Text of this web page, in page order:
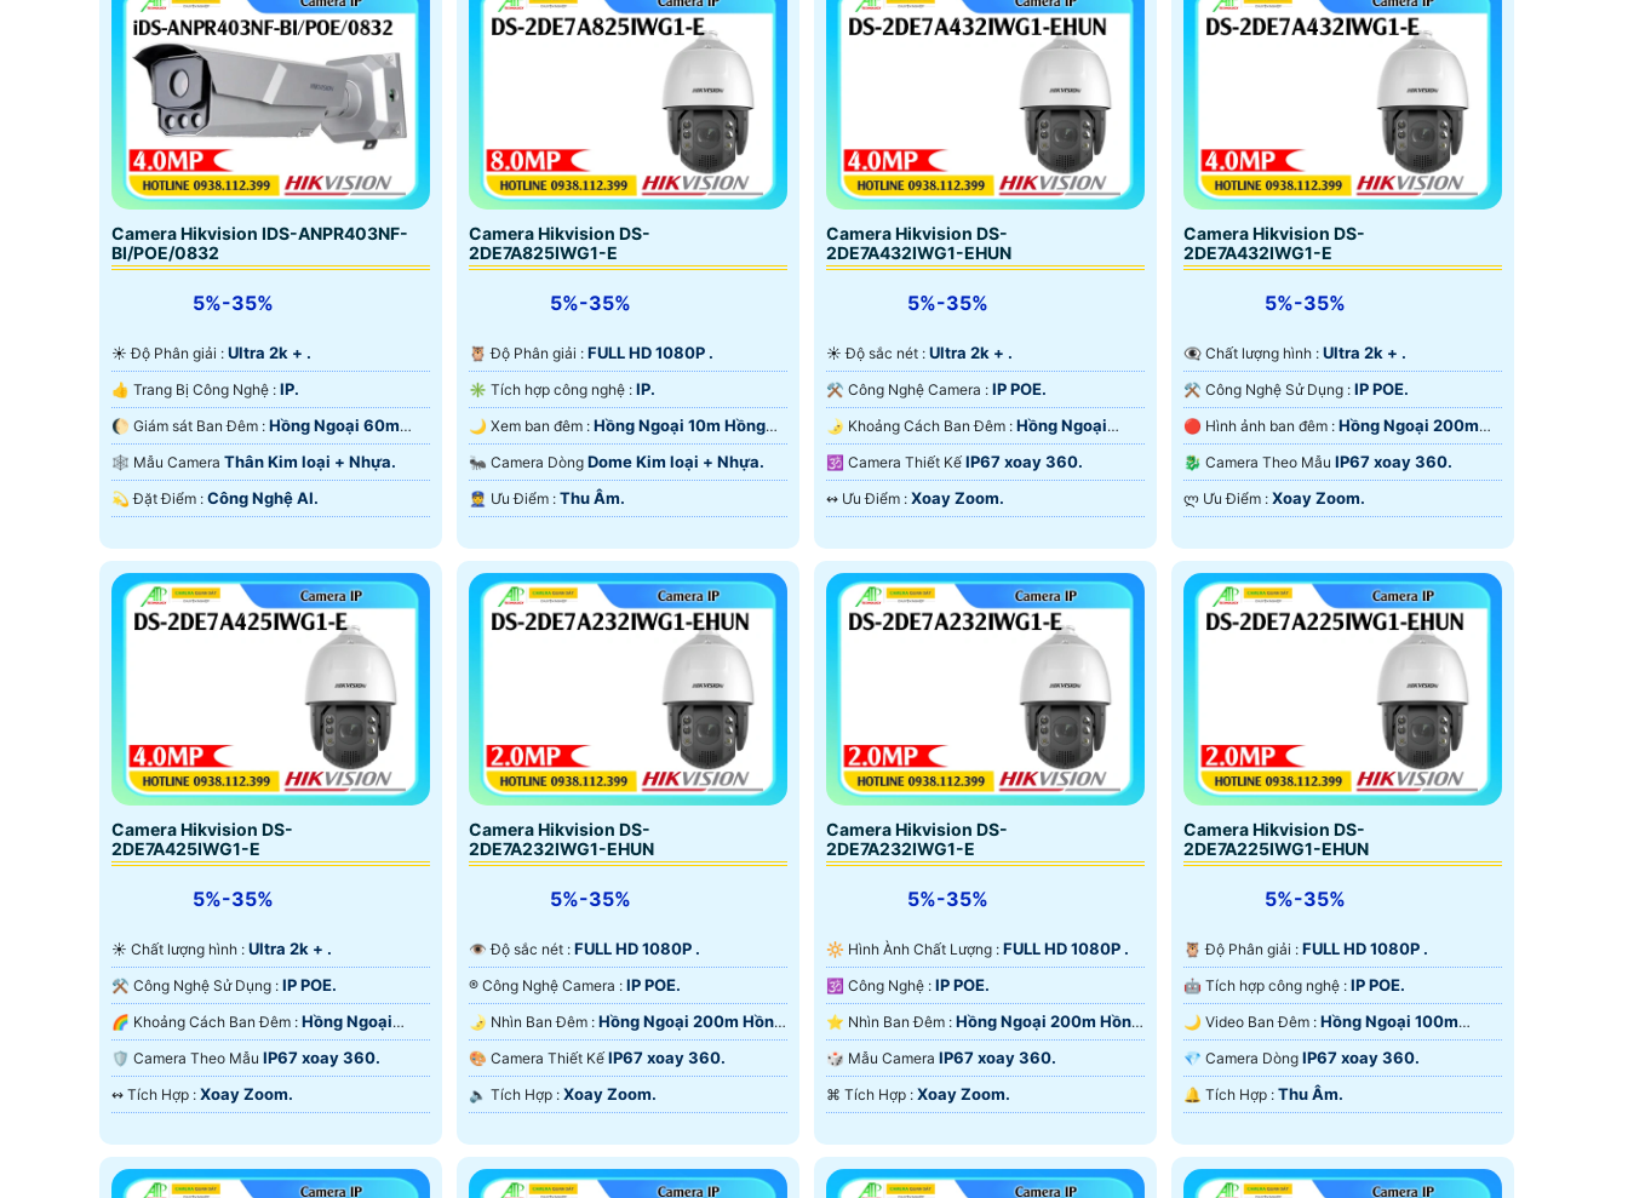
Camera Hikvision IDS-ANPR403NF-
BI/POE/0832
5%-35%
☀️ Độ Phân giải : Ultra 2k + .
👍 Trang Bị Công Nghệ : IP.
🌔 Giám sát Ban Đêm : Hồng Ngoại 60m
Hồng Ngoại Smart IR.
🕸️ Mẫu Camera Thân Kim loại + Nhựa.
️💫 Đặt Điểm : Công Nghệ AI.
Camera Hikvision DS-
2DE7A825IWG1-E
5%-35%
🦉 Độ Phân giải : FULL HD 1080P .
✳️ Tích hợp công nghệ : IP.
🌙 Xem ban đêm : Hồng Ngoại 10m Hồng
Ngoại SMD.
🐜 Camera Dòng Dome Kim loại + Nhựa.
️👮 Ưu Điểm : Thu Âm.
Camera Hikvision DS-
2DE7A432IWG1-EHUN
5%-35%
☀️ Độ sắc nét : Ultra 2k + .
⚒ Công Nghệ Camera : IP POE.
🌛 Khoảng Cách Ban Đêm : Hồng Ngoại
200m Hồng Ngoại Smart IR.
🕉️ Camera Thiết Kế IP67 xoay 360.
️↭ Ưu Điểm : Xoay Zoom.
Camera Hikvision DS-
2DE7A432IWG1-E
5%-35%
👁️‍🗨 Chất lượng hình : Ultra 2k + .
⚒ Công Nghệ Sử Dụng : IP POE.
🔴 Hình ảnh ban đêm : Hồng Ngoại 200m
Hồng Ngoại Smart IR.
🐉️ Camera Theo Mẫu IP67 xoay 360.
️ლ Ưu Điểm : Xoay Zoom.
Camera Hikvision DS-
2DE7A425IWG1-E
5%-35%
☀️ Chất lượng hình : Ultra 2k + .
⚒ Công Nghệ Sử Dụng : IP POE.
🌈 Khoảng Cách Ban Đêm : Hồng Ngoại
200m Hồng Ngoại Smart IR.
🛡 Camera Theo Mẫu IP67 xoay 360.
️↭ Tích Hợp : Xoay Zoom.
Camera Hikvision DS-
2DE7A232IWG1-EHUN
5%-35%
👁 Độ sắc nét : FULL HD 1080P .
®️ Công Nghệ Camera : IP POE.
🌛 Nhìn Ban Đêm : Hồng Ngoại 200m Hồng
Ngoại Smart IR.
🎨 Camera Thiết Kế IP67 xoay 360.
️🔈 Tích Hợp : Xoay Zoom.
Camera Hikvision DS-
2DE7A232IWG1-E
5%-35%
🔆 Hình Ành Chất Lượng : FULL HD 1080P .
🕉️ Công Nghệ : IP POE.
⭐ Nhìn Ban Đêm : Hồng Ngoại 200m Hồng
Ngoại Smart IR.
🎲 Mẫu Camera IP67 xoay 360.
️⌘ Tích Hợp : Xoay Zoom.
Camera Hikvision DS-
2DE7A225IWG1-EHUN
5%-35%
🦉 Độ Phân giải : FULL HD 1080P .
🤖️ Tích hợp công nghệ : IP POE.
🌙 Video Ban Đêm : Hồng Ngoại 100m
Hồng Ngoại Smart IR.
💎 Camera Dòng IP67 xoay 360.
️🔔 Tích Hợp : Thu Âm.